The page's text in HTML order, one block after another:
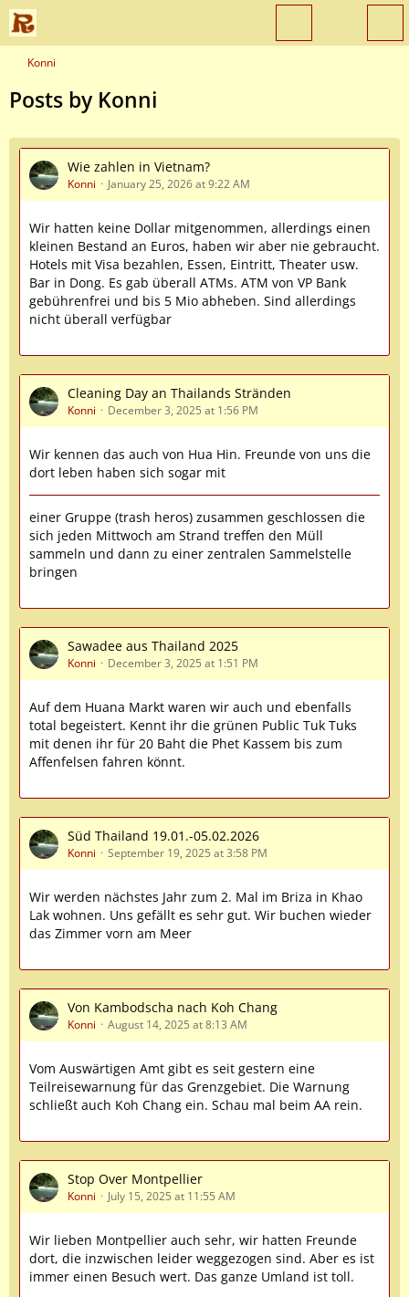
Konni
Posts by Konni
Wie zahlen in Vietnam?
Konni January 25, 2026 at 9:22 AM
Wir hatten keine Dollar mitgenommen, allerdings einen
kleinen Bestand an Euros, haben wir aber nie gebraucht.
Hotels mit Visa bezahlen, Essen, Eintritt, Theater usw.
Bar in Dong. Es gab überall ATMs. ATM von VP Bank
gebührenfrei und bis 5 Mio abheben. Sind allerdings
nicht überall verfügbar
Cleaning Day an Thailands Stränden
Konni December 3, 2025 at 1:56 PM
Wir kennen das auch von Hua Hin. Freunde von uns die
dort leben haben sich sogar mit
einer Gruppe (trash heros) zusammen geschlossen die
sich jeden Mittwoch am Strand treffen den Müll
sammeln und dann zu einer zentralen Sammelstelle
bringen
Sawadee aus Thailand 2025
Konni December 3, 2025 at 1:51 PM
Auf dem Huana Markt waren wir auch und ebenfalls
total begeistert. Kennt ihr die grünen Public Tuk Tuks
mit denen ihr für 20 Baht die Phet Kassem bis zum
Affenfelsen fahren könnt.
Süd Thailand 19.01.-05.02.2026
Konni September 19, 2025 at 3:58 PM
Wir werden nächstes Jahr zum 2. Mal im Briza in Khao
Lak wohnen. Uns gefällt es sehr gut. Wir buchen wieder
das Zimmer vorn am Meer
Von Kambodscha nach Koh Chang
Konni August 14, 2025 at 8:13 AM
Vom Auswärtigen Amt gibt es seit gestern eine
Teilreisewarnung für das Grenzgebiet. Die Warnung
schließt auch Koh Chang ein. Schau mal beim AA rein.
Stop Over Montpellier
Konni July 15, 2025 at 11:55 AM
Wir lieben Montpellier auch sehr, wir hatten Freunde
dort, die inzwischen leider weggezogen sind. Aber es ist
immer einen Besuch wert. Das ganze Umland ist toll.